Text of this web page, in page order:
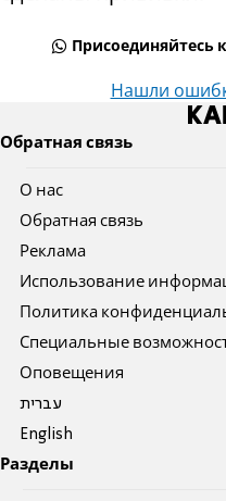
Присоединяйтесь
Нашли
Обратная связь
О нас
Обратная связь
Реклама
Использование
Политика
Специальные
Оповещения
עברית
English
Разделы